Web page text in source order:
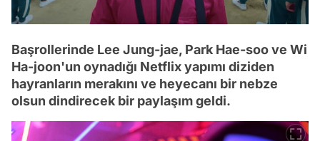
Başrollerinde Lee Jung-jae, Park Hae-soo ve Wi
Ha-joon'un oynadığı Netflix yapımı diziden
hayranların merakını ve heyecanı bir nebze
olsun dindirecek bir paylaşım geldi.